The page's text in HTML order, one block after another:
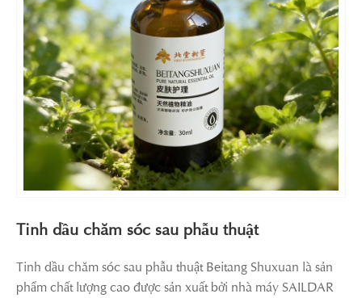
Tinh dầu chăm sóc sau phẫu thuật
Tinh dầu chăm sóc sau phẫu thuật Beitang Shuxuan là sản
phẩm chất lượng cao được sản xuất bởi nhà máy SAILDAR